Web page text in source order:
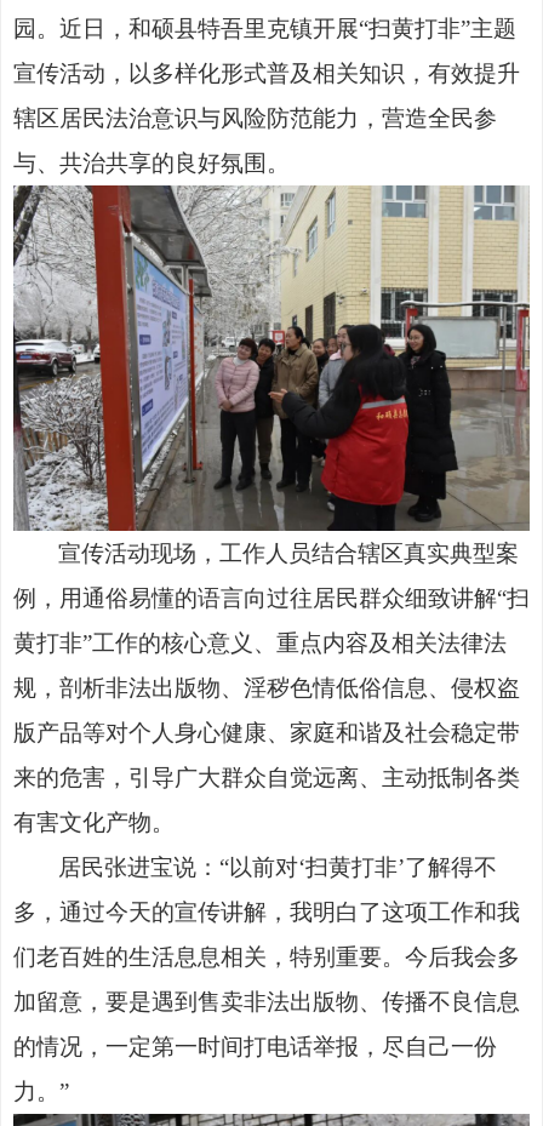
园。近日，和硕县特吾里克镇开展“扫黄打非”主题
宣传活动，以多样化形式普及相关知识，有效提升
辖区居民法治意识与风险防范能力，营造全民参
与、共治共享的良好氛围。
宣传活动现场，工作人员结合辖区真实典型案
例，用通俗易懂的语言向过往居民群众细致讲解“扫
黄打非”工作的核心意义、重点内容及相关法律法
规，剖析非法出版物、淫秽色情低俗信息、侵权盗
版产品等对个人身心健康、家庭和谐及社会稳定带
来的危害，引导广大群众自觉远离、主动抵制各类
有害文化产物。
居民张进宝说： “以前对‘扫黄打非’了解得不
多，通过今天的宣传讲解，我明白了这项工作和我
们老百姓的生活息息相关，特别重要。今后我会多
加留意，要是遇到售卖非法出版物、传播不良信息
的情况，一定第一时间打电话举报，尽自己一份
力。”